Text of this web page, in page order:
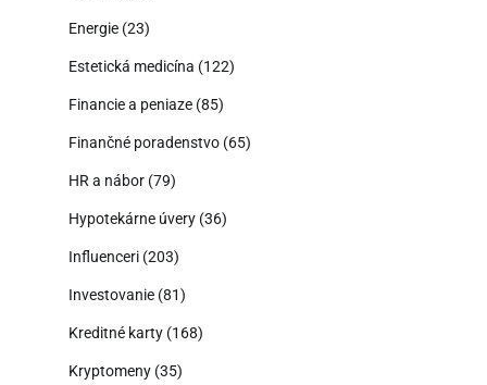
Energie (23)
Estetická medicína (122)
Financie a peniaze (85)
Finančné poradenstvo (65)
HR a nábor (79)
Hypotekárne úvery (36)
Influenceri (203)
Investovanie (81)
Kreditné karty (168)
Kryptomeny (35)